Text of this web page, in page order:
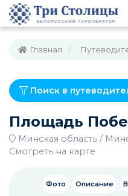
Главная
Поиск в
Площадь
Минская область
Смотреть на карте
Фото Описание